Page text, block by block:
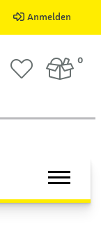
Anmelden
0